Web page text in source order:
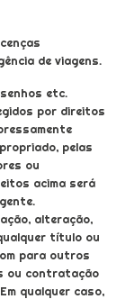
de viagens.
etc.
por direitos
pelas
ou
acima será
alteração,
título ou
para outros
ou contratação
qualquer caso,